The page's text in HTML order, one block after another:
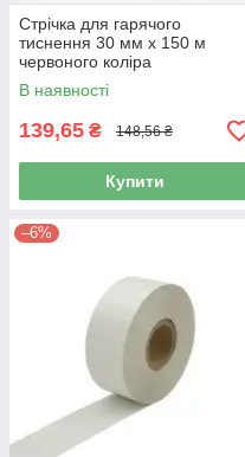
Стрічка для гарячого
тиснення 30 мм х 150 м
червоного коліра
В наявності
139,65 ₴ 148,56 ₴
Купити
–6%